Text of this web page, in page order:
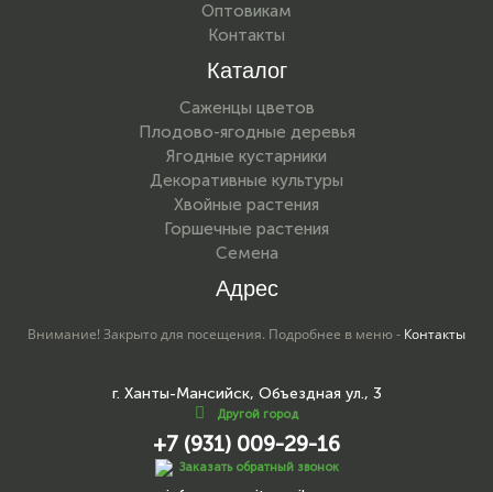
Оптовикам
Контакты
Каталог
Саженцы цветов
Плодово-ягодные деревья
Ягодные кустарники
Декоративные культуры
Хвойные растения
Горшечные растения
Семена
Адрес
Внимание! Закрыто для посещения. Подробнее в меню - Контакты
г. Ханты-Мансийск, Объездная ул., 3
Другой город
+7 (931) 009-29-16
Заказать обратный звонок